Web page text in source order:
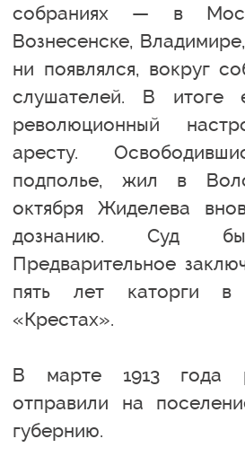
собраниях — в
Вознесенске,
ни появлялся, вокруг
слушателей. В итоге
революционный
аресту.
подполье, жил в
октября Жиделева
дознанию. Суд
Предварительное
пять лет каторги в
«Крестах».
В марте 1913 года
отправили на
губернию.